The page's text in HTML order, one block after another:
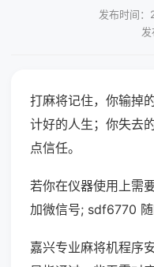
发布时间
打麻将记住，你输掉
计好的人生；你失去
点信任。
若你在仪器使用上需
加微信号; sdf6770 随
嘉兴专业麻将机程序